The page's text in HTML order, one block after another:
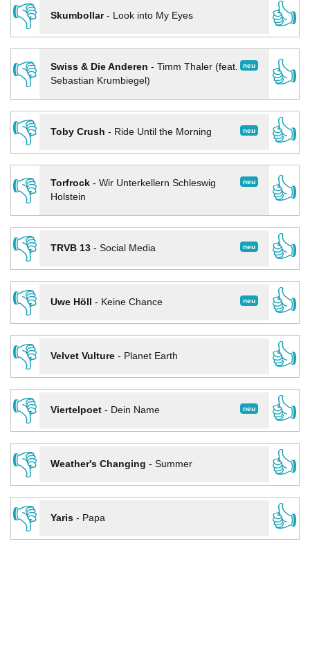
👎
Skumbollar- Look into My Eyes
👍
👎
neu
Swiss & Die Anderen - Timm Thaler (feat.
Sebastian Krumbiegel)
👍
👎
neu
Toby Crush - Ride Until the Morning
👍
👎
neu
Torfrock- Wir Unterkellern Schleswig
Holstein
👍
👎
neu
TRVB 13- Social Media
👍
👎
neu
Uwe Höll - Keine Chance
👍
👎
Velvet Vulture- Planet Earth
👍
👎
neu
Viertelpoet- Dein Name
👍
👎
Weather's Changing - Summer
👍
👎
Yaris- Papa 👍